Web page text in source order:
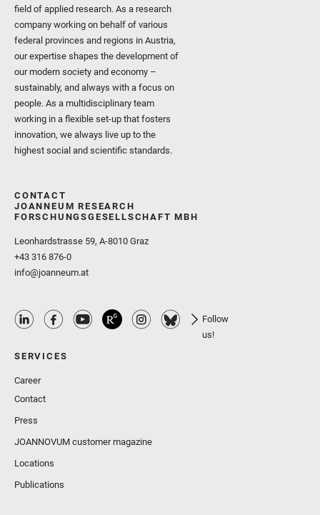
field of applied research. As a research
company working on behalf of various
federal provinces and regions in Austria,
our expertise shapes the development of
our modern society and economy –
sustainably, and always with a focus on
people. As a multidisciplinary team
working in a flexible set-up that fosters
innovation, we always live up to the
highest social and scientific standards.
CONTACT
JOANNEUM RESEARCH
FORSCHUNGSGESELLSCHAFT MBH
Leonhardstrasse 59, A-8010 Graz
+43 316 876-0
info@joanneum.at
Follow
us!
SERVICES
Career
Contact
Press
JOANNOVUM customer magazine
Locations
Publications